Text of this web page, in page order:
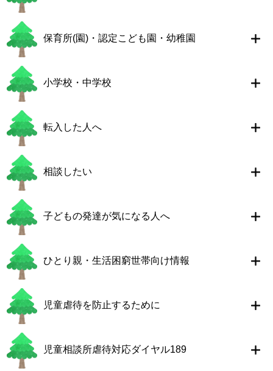
保育所(園)・認定こども園・幼稚園
小学校・中学校
転入した人へ
相談したい
子どもの発達が気になる人へ
ひとり親・生活困窮世帯向け情報
児童虐待を防止するために
児童相談所虐待対応ダイヤル189